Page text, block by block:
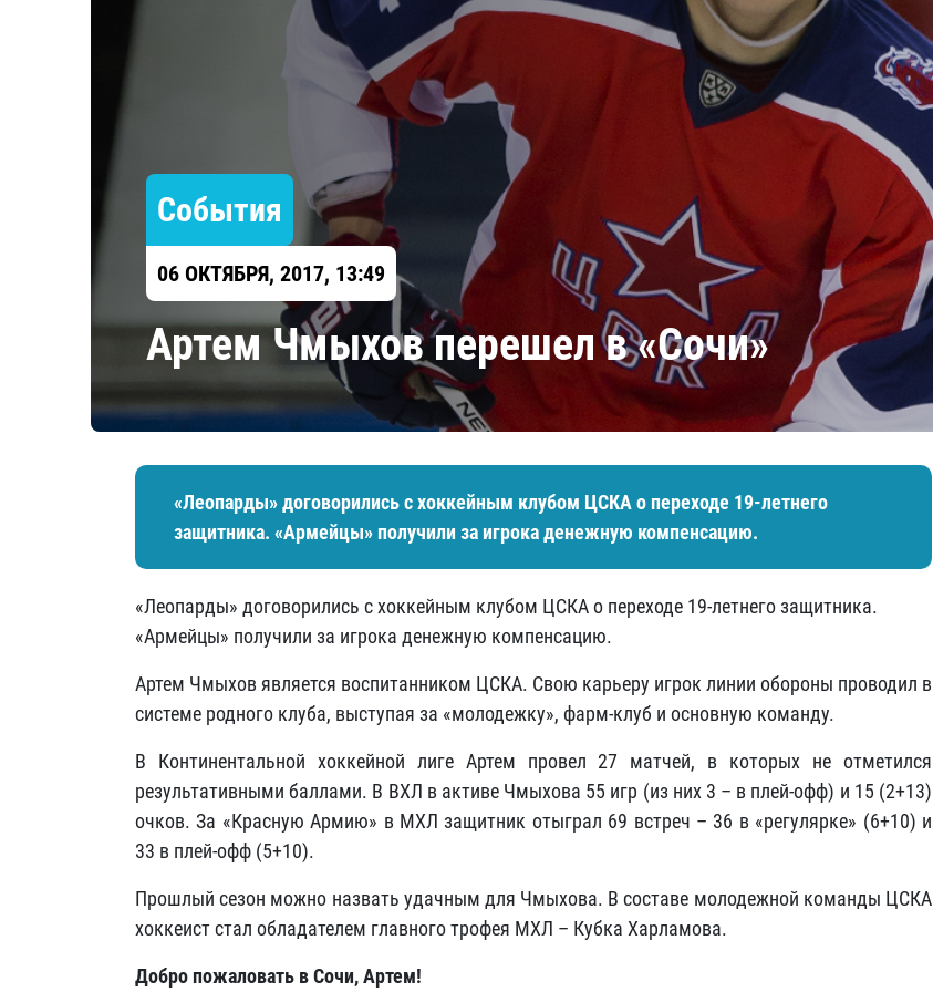
Локомотив
Северсталь
Шанхайские Драконы
Амур
Сибирь
События
06 ОКТЯБРЯ, 2017, 13:49
Артем Чмыхов перешел в «Сочи»
«Леопарды» договорились с хоккейным клубом ЦСКА о переходе 19-летнего
защитника. «Армейцы» получили за игрока денежную компенсацию.
«Леопарды» договорились с хоккейным клубом ЦСКА о переходе 19-летнего защитника.
«Армейцы» получили за игрока денежную компенсацию.
Артем Чмыхов является воспитанником ЦСКА. Свою карьеру игрок линии обороны проводил в
системе родного клуба, выступая за «молодежку», фарм-клуб и основную команду.
В Континентальной хоккейной лиге Артем провел 27 матчей, в которых не отметился
результативными баллами. В ВХЛ в активе Чмыхова 55 игр (из них 3 – в плей-офф) и 15 (2+13)
очков. За «Красную Армию» в МХЛ защитник отыграл 69 встреч – 36 в «регулярке» (6+10) и
33 в плей-офф (5+10).
Прошлый сезон можно назвать удачным для Чмыхова. В составе молодежной команды ЦСКА
хоккеист стал обладателем главного трофея МХЛ – Кубка Харламова.
Добро пожаловать в Сочи, Артем!